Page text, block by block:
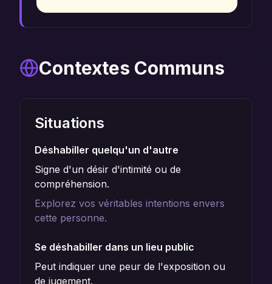
Contextes Communs
Situations
Déshabiller quelqu'un d'autre
Signe d'un désir d'intimité ou de
compréhension.
Explorez vos véritables intentions envers
cette personne.
Se déshabiller dans un lieu public
Peut indiquer une peur de l'exposition ou
de jugement.